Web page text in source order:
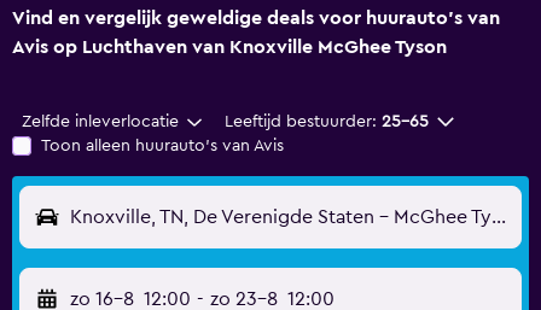
Vind en vergelijk geweldige deals voor huurauto's van
Avis op Luchthaven van Knoxville McGhee Tyson
Zelfde inleverlocatie Leeftijd bestuurder: 25-65
Toon alleen huurauto's van Avis
Knoxville, TN, De Verenigde Staten - McGhee Tyson (TYS)
zo 16-8 12:00 - zo 23-8 12:00